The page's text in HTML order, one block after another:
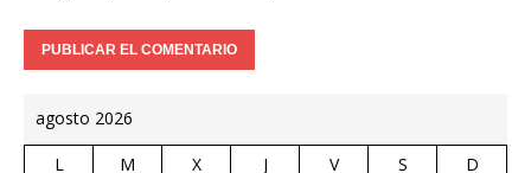
agosto 2026
L M X J V S D